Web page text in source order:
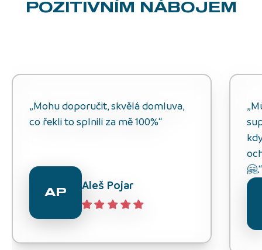
POZITIVNÍM NÁBOJEM
„Mohu doporučit, skvělá domluva,
co řekli to splnili za mě 100%“
AP Aleš Pojar